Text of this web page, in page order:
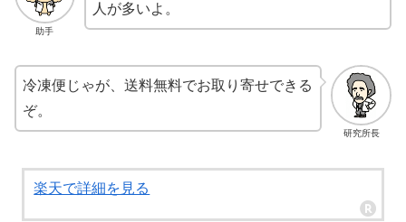
助手
人が多いよ。
研究所長
冷凍便じゃが、送料無料でお取り寄せできる
ぞ。
楽天で詳細を見る